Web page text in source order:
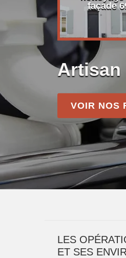
façade
Artisan
VOIR NOS
LES
ET SES